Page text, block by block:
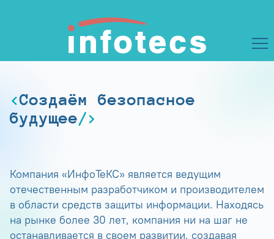
Создаём безопасное
будущее
Компания «ИнфоТеКС» является ведущим
отечественным разработчиком и производителем
в области средств защиты информации. Находясь
на рынке более 30 лет, компания ни на шаг не
останавливается в своем развитии, создавая